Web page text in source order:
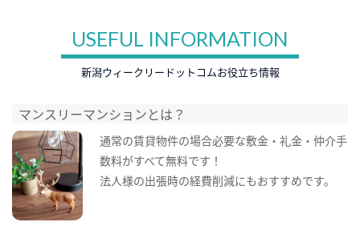
USEFUL INFORMATION
新潟ウィークリードットコムお役立ち情報
マンスリーマンションとは？
通常の賃貸物件の場合必要な敷金・礼金・仲介手
数料がすべて無料です！
法人様の出張時の経費削減にもおすすめです。